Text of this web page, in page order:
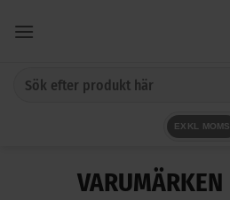
EXKL MOMS
VARUMÄRKEN